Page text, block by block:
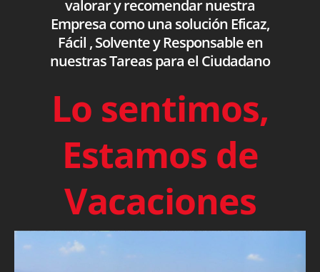
valorar y recomendar nuestra
Empresa como una solución Eficaz,
Fácil , Solvente y Responsable en
nuestras Tareas para el Ciudadano
Lo sentimos,
Estamos de
Vacaciones